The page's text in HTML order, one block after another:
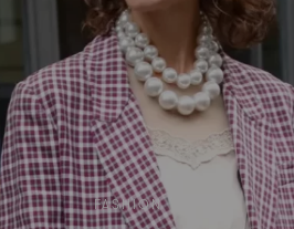
FASHION